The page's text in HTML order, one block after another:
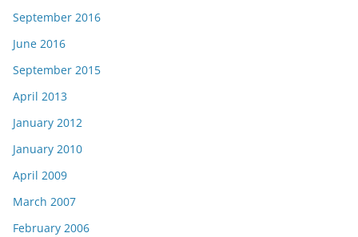
September 2016
June 2016
September 2015
April 2013
January 2012
January 2010
April 2009
March 2007
February 2006